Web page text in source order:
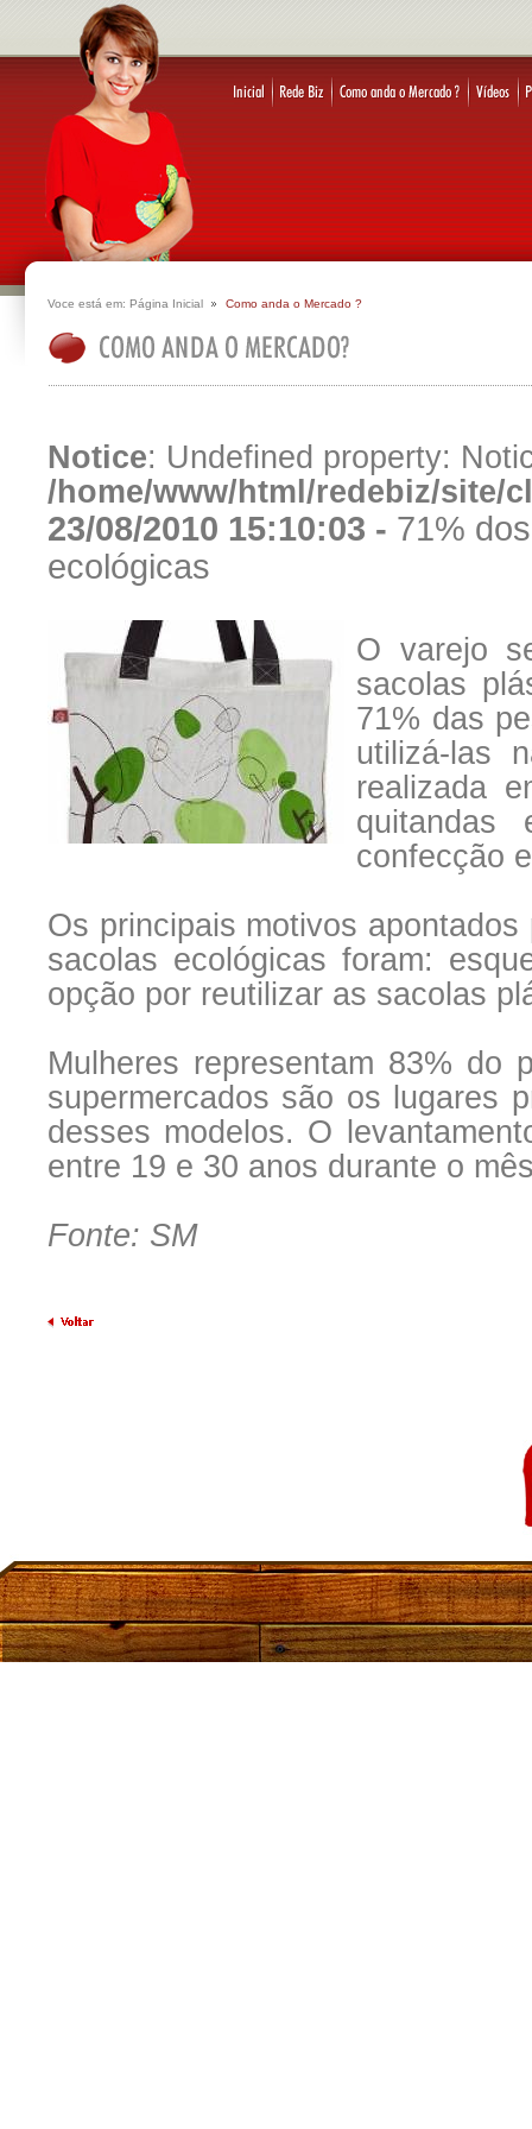
Voce está em: Página Inicial Como anda o Mercado ?
Notice: Undefined property:
/home/www/html/redebiz/site/
23/08/2010 15:10:03 - 71%
ecológicas
O varejo
sacolas
71% das
utilizá-las
realizada
confecção
Os principais motivos
sacolas ecológicas foram:
opção por reutilizar as sacolas
Mulheres representam 83%
supermercados são os lugares
desses modelos. O
entre 19 e 30 anos durante o
Fonte: SM